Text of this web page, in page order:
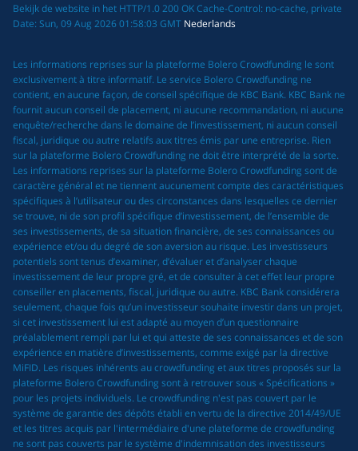
Bekijk de website in het HTTP/1.0 200 OK Cache-Control: no-cache, private
Date: Sun, 09 Aug 2026 01:58:03 GMT Nederlands
Les informations reprises sur la plateforme Bolero Crowdfunding le sont
exclusivement à titre informatif. Le service Bolero Crowdfunding ne
contient, en aucune façon, de conseil spécifique de KBC Bank. KBC Bank ne
fournit aucun conseil de placement, ni aucune recommandation, ni aucune
enquête/recherche dans le domaine de l’investissement, ni aucun conseil
fiscal, juridique ou autre relatifs aux titres émis par une entreprise. Rien
sur la plateforme Bolero Crowdfunding ne doit être interprété de la sorte.
Les informations reprises sur la plateforme Bolero Crowdfunding sont de
caractère général et ne tiennent aucunement compte des caractéristiques
spécifiques à l’utilisateur ou des circonstances dans lesquelles ce dernier
se trouve, ni de son profil spécifique d’investissement, de l’ensemble de
ses investissements, de sa situation financière, de ses connaissances ou
expérience et/ou du degré de son aversion au risque. Les investisseurs
potentiels sont tenus d’examiner, d’évaluer et d’analyser chaque
investissement de leur propre gré, et de consulter à cet effet leur propre
conseiller en placements, fiscal, juridique ou autre. KBC Bank considérera
seulement, chaque fois qu’un investisseur souhaite investir dans un projet,
si cet investissement lui est adapté au moyen d’un questionnaire
préalablement rempli par lui et qui atteste de ses connaissances et de son
expérience en matière d’investissements, comme exigé par la directive
MiFID. Les risques inhérents au crowdfunding et aux titres proposés sur la
plateforme Bolero Crowdfunding sont à retrouver sous « Spécifications »
pour les projets individuels. Le crowdfunding n'est pas couvert par le
système de garantie des dépôts établi en vertu de la directive 2014/49/UE
et les titres acquis par l'intermédiaire d'une plateforme de crowdfunding
ne sont pas couverts par le système d'indemnisation des investisseurs